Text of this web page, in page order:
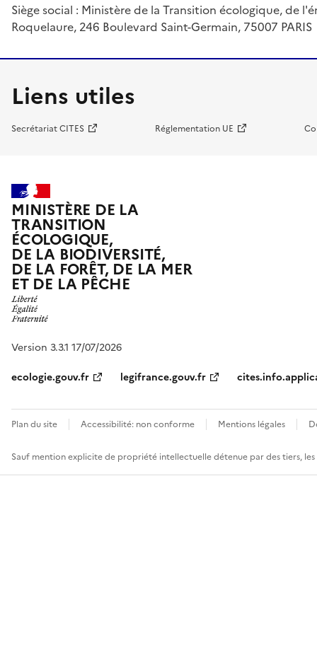
Siège social : Ministère de la Transition écologique, de
Roquelaure, 246 Boulevard Saint-Germain, 75007 PARIS
Liens utiles
Secrétariat CITES Réglementation UE
MINISTÈRE DE LA
TRANSITION
ÉCOLOGIQUE,
DE LA BIODIVERSITÉ,
DE LA FORÊT, DE LA MER
ET DE LA PÊCHE
Version 3.3.1 17/07/2026
ecologie.gouv.fr
legifrance.gouv.fr
Plan du site Accessibilité: non conforme Mentions légales
Sauf mention explicite de propriété intellectuelle détenue par des tiers,